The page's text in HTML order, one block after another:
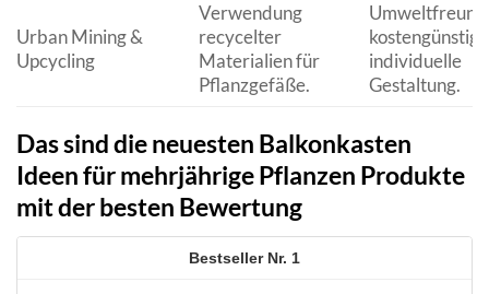
Urban Mining &
Upcycling
Verwendung
recycelter
Materialien für
Pflanzgefäße.
kostengünstig,
individuelle
Gestaltung.
Das sind die neuesten Balkonkasten
Ideen für mehrjährige Pflanzen Produkte
mit der besten Bewertung
1